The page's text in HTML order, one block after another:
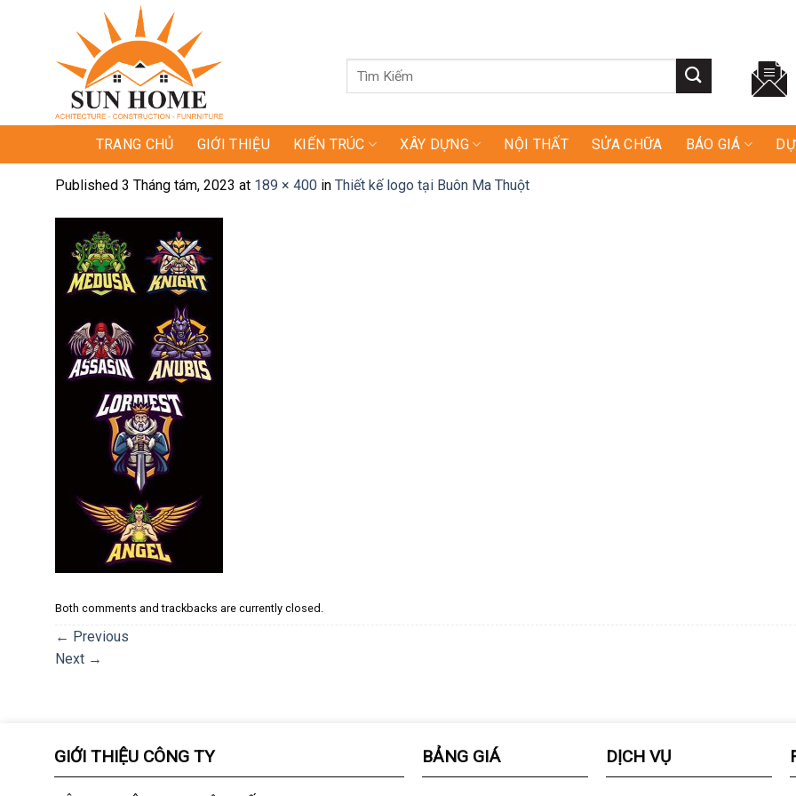
Tìm
TRANG CHỦ GIỚI THIỆU KIẾN TRÚC XÂY DỰNG NỘI THẤT SỬA CHỮA BÁO GIÁ
Published 3 Tháng tám, 2023 at 189 × 400 in Thiết kế logo tại Buôn Ma Thuột
Both comments and trackbacks are currently closed.
← Previous
Next →
GIỚI THIỆU CÔNG TY BẢNG GIÁ DỊCH VỤ